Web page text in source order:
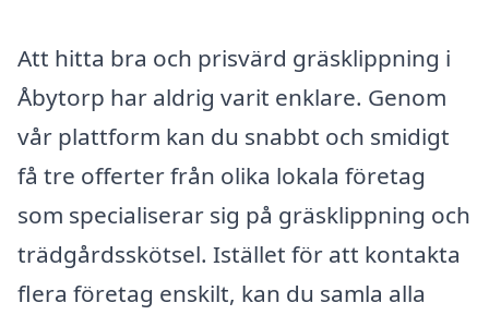
Att hitta bra och prisvärd gräsklippning i
Åbytorp har aldrig varit enklare. Genom
vår plattform kan du snabbt och smidigt
få tre offerter från olika lokala företag
som specialiserar sig på gräsklippning och
trädgårdsskötsel. Istället för att kontakta
flera företag enskilt, kan du samla alla